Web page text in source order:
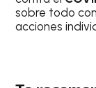
sobre todo
acciones